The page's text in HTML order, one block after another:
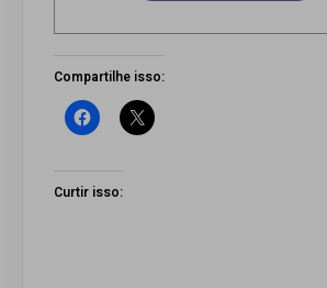
Compartilhe isso:
Curtir isso: